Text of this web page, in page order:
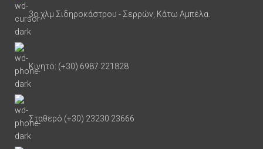
3ο χλμ Σιδηροκάστρου - Σερρών, Κάτω Αμπέλα.
Κινητό: (+30) 6987 221828
Σταθερό (+30) 23230 23666